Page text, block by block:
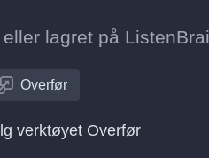
lagret på
Overfør
verktøyet Overfør